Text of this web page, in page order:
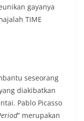
gayanya
TIME
seseorang
diakibatkan
Pablo Picasso
” merupakan